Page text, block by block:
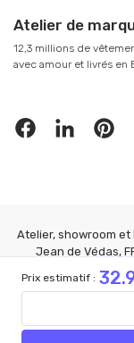
Prix estimatif :
Atelier de
12,3 millions de
avec amour et livrés
Atelier, showroom et
Jean de Védas,
Mention Légales|